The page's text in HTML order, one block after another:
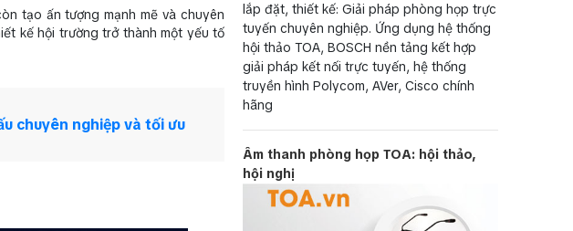
tạo ấn tượng mạnh mẽ và chuyên
kế hội trường trở thành một yếu tố
chuyên nghiệp và tối ưu
lắp đặt, thiết kế: Giải pháp phòng họp trực
tuyến chuyên nghiệp. Ứng dụng hệ thống
hội thảo TOA, BOSCH nền tảng kết hợp
giải pháp kết nối trực tuyến, hệ thống
truyền hình Polycom, AVer, Cisco chính
hãng
Âm thanh phòng họp TOA: hội thảo,
hội nghị